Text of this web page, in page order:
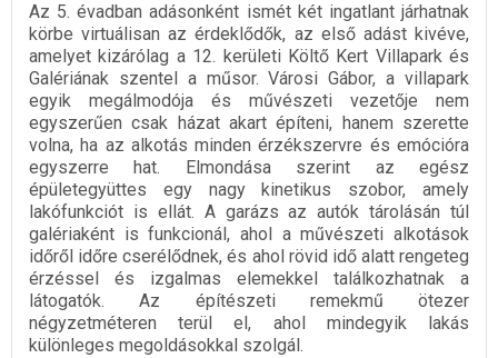
Az 5. évadban adásonként ismét két ingatlant járhatnak
körbe virtuálisan az érdeklődők, az első adást kivéve,
amelyet kizárólag a 12. kerületi Költő Kert Villapark és
Galériának szentel a műsor. Városi Gábor, a villapark
egyik megálmodója és művészeti vezetője nem
egyszerűen csak házat akart építeni, hanem szerette
volna, ha az alkotás minden érzékszervre és emócióra
egyszerre hat. Elmondása szerint az egész
épületegyüttes egy nagy kinetikus szobor, amely
lakófunkciót is ellát. A garázs az autók tárolásán túl
galériaként is funkcionál, ahol a művészeti alkotások
időről időre cserélődnek, és ahol rövid idő alatt rengeteg
érzéssel és izgalmas elemekkel találkozhatnak a
látogatók. Az építészeti remekmű ötezer
négyzetméteren terül el, ahol mindegyik lakás
különleges megoldásokkal szolgál.